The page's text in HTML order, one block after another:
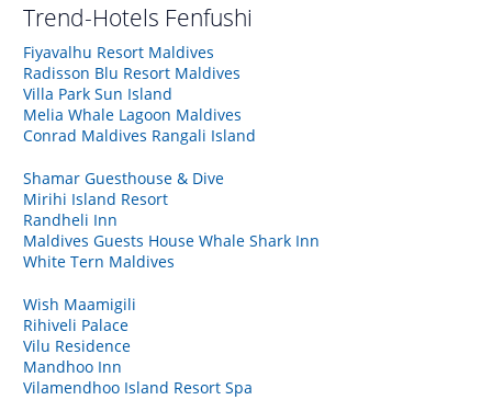
Trend-Hotels Fenfushi
Fiyavalhu Resort Maldives
Radisson Blu Resort Maldives
Villa Park Sun Island
Melia Whale Lagoon Maldives
Conrad Maldives Rangali Island
Shamar Guesthouse & Dive
Mirihi Island Resort
Randheli Inn
Maldives Guests House Whale Shark Inn
White Tern Maldives
Wish Maamigili
Rihiveli Palace
Vilu Residence
Mandhoo Inn
Vilamendhoo Island Resort Spa